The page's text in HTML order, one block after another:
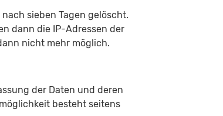
sieben Tagen gelöscht.
dann die IP-Adressen der
nicht mehr möglich.
der Daten und deren
besteht seitens